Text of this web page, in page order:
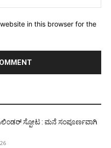
in this browser for the
ಸಿಲಿಂಡರ್ ಸ್ಪೋಟ : ಮನೆ ಸಂಪೂರ್ಣವಾಗಿ